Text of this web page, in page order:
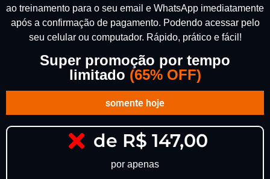
ao treinamento para o seu email e WhatsApp imediatamente
após a confirmação de pagamento. Podendo acessar pelo
seu celular ou computador. Rápido, prático e fácil!
Super promoção por tempo
limitado (65% OFF)
somente hoje
de R$ 147,00
por apenas